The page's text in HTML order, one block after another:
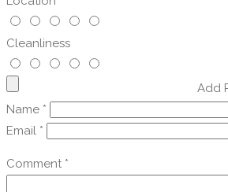
Cleanliness
Add
Name *
Email *
Comment *